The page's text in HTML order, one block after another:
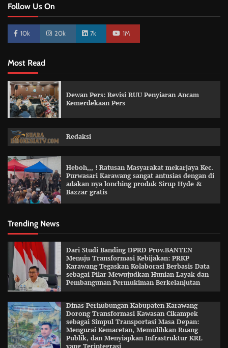
Follow Us On
10k 20k 7k 1M
Most Read
Dewan Pers: Revisi RUU Penyiaran Ancam
Kemerdekaan Pers
Redaksi
Heboh,,, ! Ratusan Masyarakat mekarjaya Kec.
Purwasari Karawang sangat antusias dengan di
adakan nya lonching produk Sirup Hyde &
Bazzar gratis
Trending News
Dari Studi Banding DPRD Prov.BANTEN
Menuju Transformasi Kebijakan: PRKP
Karawang Tegaskan Kolaborasi Berbasis Data
sebagai Pilar Mewujudkan Hunian Layak dan
Pembangunan Permukiman Berkelanjutan
Dinas Perhubungan Kabupaten Karawang
Dorong Transformasi Kawasan Cikampek
sebagai Simpul Transportasi Masa Depan:
Mengurai Kemacetan, Memulihkan Ruang
Publik, dan Menyiapkan Infrastruktur KRL
yang Terintegrasi